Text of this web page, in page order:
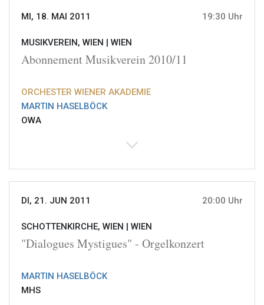
MI, 18. MAI 2011 19:30 Uhr
MUSIKVEREIN, WIEN | WIEN
Abonnement Musikverein 2010/11
ORCHESTER WIENER AKADEMIE
MARTIN HASELBÖCK
OWA
DI, 21. JUN 2011 20:00 Uhr
SCHOTTENKIRCHE, WIEN | WIEN
"Dialogues Mystigues" - Orgelkonzert
MARTIN HASELBÖCK
MHS